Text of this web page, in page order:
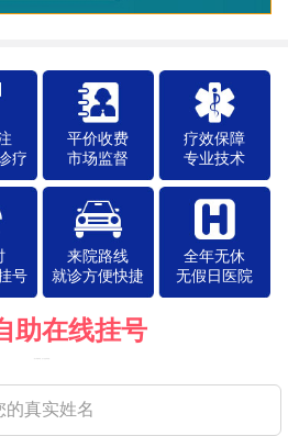
疗
平价收费
市场监督
疗效保障
专业技术
号
来院路线
就诊方便快捷
全年无休
无假日医院
助在线挂号